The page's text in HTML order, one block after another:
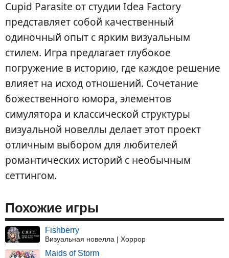
Cupid Parasite от студии Idea Factory
представляет собой качественный
одиночный опыт с ярким визуальным
стилем. Игра предлагает глубокое
погружение в историю, где каждое решение
влияет на исход отношений. Сочетание
божественного юмора, элементов
симулятора и классической структуры
визуальной новеллы делает этот проект
отличным выбором для любителей
романтических историй с необычным
сеттингом.
Похожие игры
Fishberry
Визуальная новелла | Хоррор
Maids of Storm